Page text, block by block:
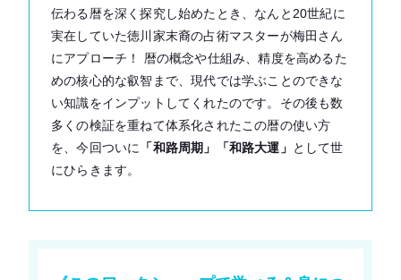
伝わる暦を深く探究し始めたとき、なんと20世紀に
実在していた徳川家末裔の占術マスターが梅田さん
にアプローチ！ 暦の概念や仕組み、精度を高めるた
めの核心的な叡智まで、現代では学ぶことのできな
い知識をインプットしてくれたのです。その後も数
多くの検証を重ねて体系化されたこの暦の使い方
を、今回ついに
「和路周期」「和路大運」 として世
にひらきます。